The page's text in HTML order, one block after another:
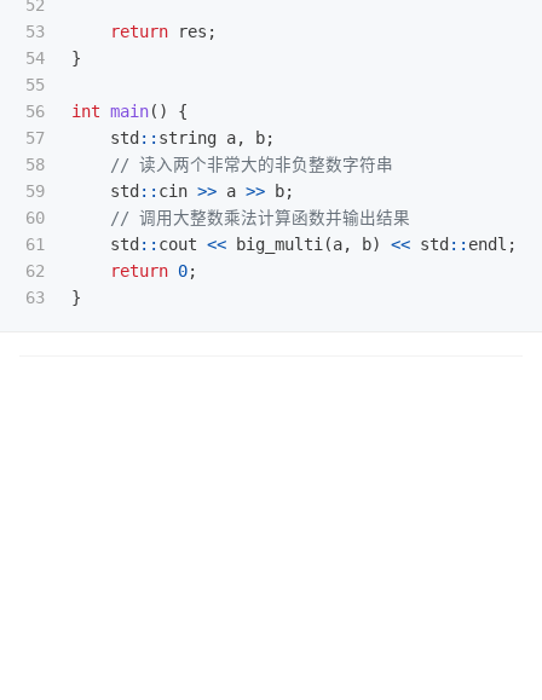
52
53
54
55
56
57
58
59
60
61
62
return res ;
}
int main()
{
std :: string a, b;
// 读入两个非常大的非负整数字符串
std :: cin >> a >> b;
// 调用大整数乘法计算函数并输出结果
std :: cout << big_multi (a, b) << std :: endl ;
return 0;
}